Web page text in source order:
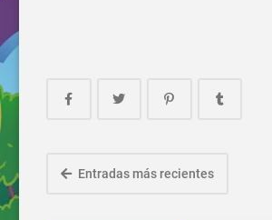
Entradas más recientes